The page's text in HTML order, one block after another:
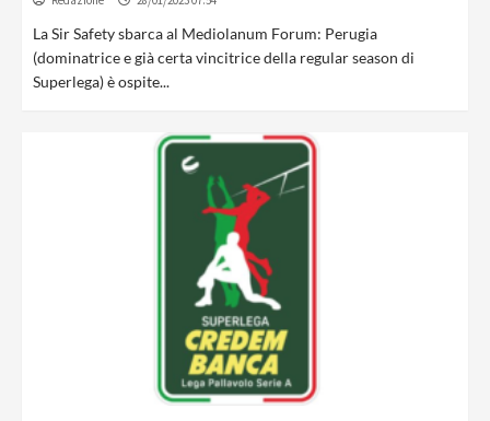
La Sir Safety sbarca al Mediolanum Forum: Perugia
(dominatrice e già certa vincitrice della regular season di
Superlega) è ospite...